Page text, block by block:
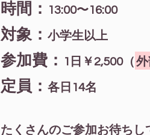
時間： 13:00〜16:00
対象： 小学生以上
参加費： 1日￥2,500（
定員： 各日14名
たくさんのご参加お待ちし